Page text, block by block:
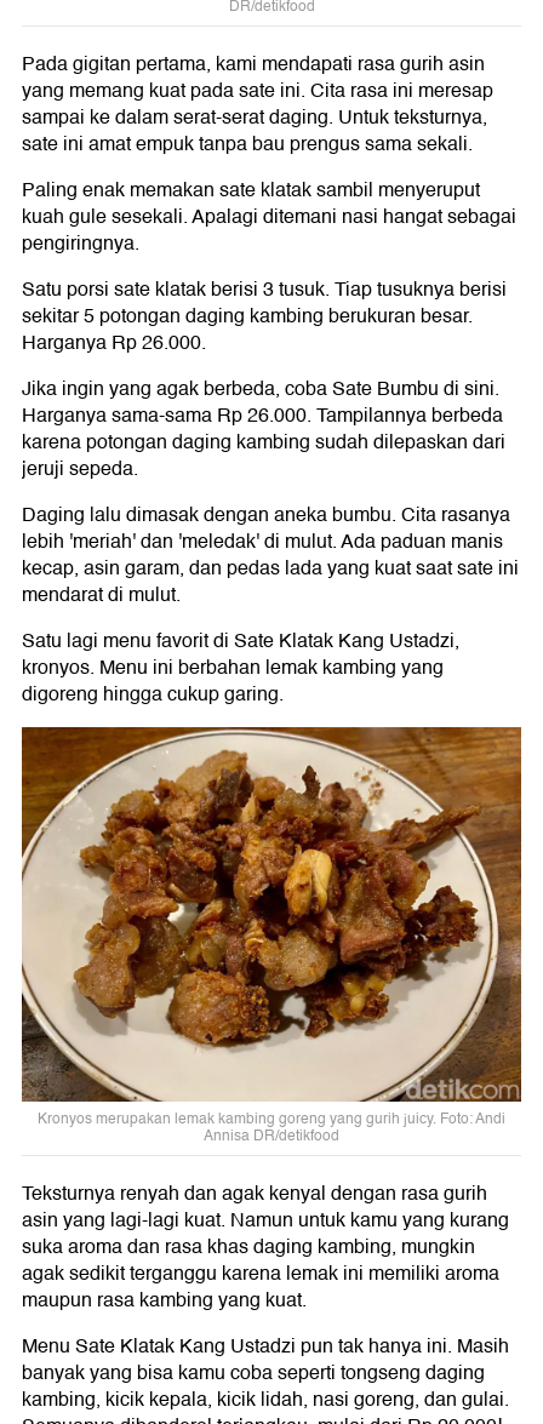
DR/detikfood
Pada gigitan pertama, kami mendapati rasa gurih asin
yang memang kuat pada sate ini. Cita rasa ini meresap
sampai ke dalam serat-serat daging. Untuk teksturnya,
sate ini amat empuk tanpa bau prengus sama sekali.
Paling enak memakan sate klatak sambil menyeruput
kuah gule sesekali. Apalagi ditemani nasi hangat sebagai
pengiringnya.
Satu porsi sate klatak berisi 3 tusuk. Tiap tusuknya berisi
sekitar 5 potongan daging kambing berukuran besar.
Harganya Rp 26.000.
Jika ingin yang agak berbeda, coba Sate Bumbu di sini.
Harganya sama-sama Rp 26.000. Tampilannya berbeda
karena potongan daging kambing sudah dilepaskan dari
jeruji sepeda.
Daging lalu dimasak dengan aneka bumbu. Cita rasanya
lebih 'meriah' dan 'meledak' di mulut. Ada paduan manis
kecap, asin garam, dan pedas lada yang kuat saat sate ini
mendarat di mulut.
Satu lagi menu favorit di Sate Klatak Kang Ustadzi,
kronyos. Menu ini berbahan lemak kambing yang
digoreng hingga cukup garing.
Kronyos merupakan lemak kambing goreng yang gurih juicy. Foto: Andi
Annisa DR/detikfood
Teksturnya renyah dan agak kenyal dengan rasa gurih
asin yang lagi-lagi kuat. Namun untuk kamu yang kurang
suka aroma dan rasa khas daging kambing, mungkin
agak sedikit terganggu karena lemak ini memiliki aroma
maupun rasa kambing yang kuat.
Menu Sate Klatak Kang Ustadzi pun tak hanya ini. Masih
banyak yang bisa kamu coba seperti tongseng daging
kambing, kicik kepala, kicik lidah, nasi goreng, dan gulai.